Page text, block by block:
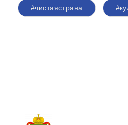
#чистаястрана